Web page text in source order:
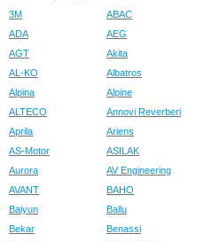
3M
ABAC
ADA
AEG
AGT
Akita
AL-KO
Albatros
Alpina
Alpine
ALTECO
Annovi Reverberi
Aprila
Ariens
AS-Motor
ASILAK
Aurora
AV Engineering
AVANT
BAHO
Baiyun
Ballu
Bekar
Benassi